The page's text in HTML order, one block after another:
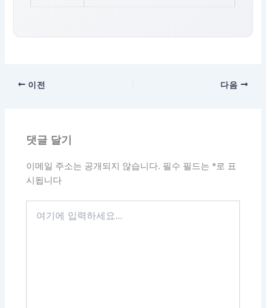
이전 다음
댓글 달기
이메일 주소는 공개되지 않습니다. 필수 필드는 *로 표
시됩니다